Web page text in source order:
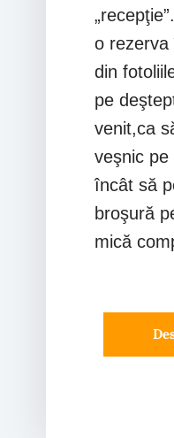
o rezerva
din
pe
venit,ca
veşnic
încât să
broşură
mică